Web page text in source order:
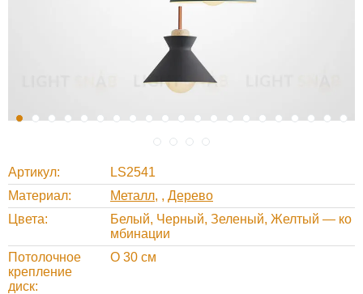
Артикул
LS2541
Материал
Металл , Дерево
Цвета
Белый, Черный, Зеленый, Желтый — ко
мбинации
Потолочное
крепление
диск
O 30 см